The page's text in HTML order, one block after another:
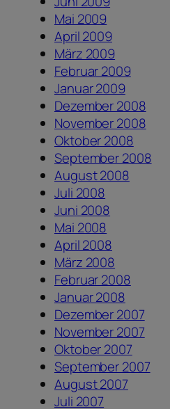
Mai 2009
April 2009
März 2009
Februar 2009
Januar 2009
Dezember 2008
November 2008
Oktober 2008
September 2008
August 2008
Juli 2008
Juni 2008
Mai 2008
April 2008
März 2008
Februar 2008
Januar 2008
Dezember 2007
November 2007
Oktober 2007
September 2007
August 2007
Juli 2007